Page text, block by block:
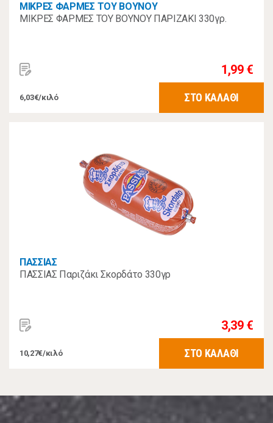
ΜΙΚΡΕΣ ΦΑΡΜΕΣ ΤΟΥ ΒΟΥΝΟΥ
ΜΙΚΡΕΣ ΦΑΡΜΕΣ ΤΟΥ ΒΟΥΝΟΥ ΠΑΡΙΖΑΚΙ 330γρ.
1,99 €
6,03€/κιλό ΣΤΟ ΚΑΛΑΘΙ
ΠΑΣΣΙΑΣ
ΠΑΣΣΙΑΣ Παριζάκι Σκορδάτο 330γρ
3,39 €
10,27€/κιλό ΣΤΟ ΚΑΛΑΘΙ